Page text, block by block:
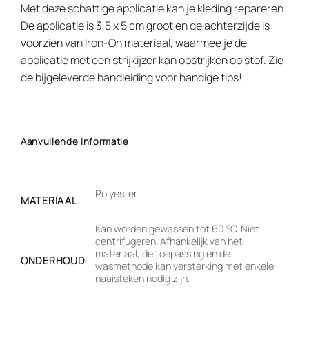
Met deze schattige applicatie kan je kleding repareren.
De applicatie is 3,5 x 5 cm groot en de achterzijde is
voorzien van Iron-On materiaal, waarmee je de
applicatie met een strijkijzer kan opstrijken op stof. Zie
de bijgeleverde handleiding voor handige tips!
Aanvullende informatie
MATERIAAL
Polyester
ONDERHOUD
Kan worden gewassen tot 60 °C. Niet
centrifugeren. Afhankelijk van het
materiaal, de toepassing en de
wasmethode kan versterking met enkele
naaisteken nodig zijn.